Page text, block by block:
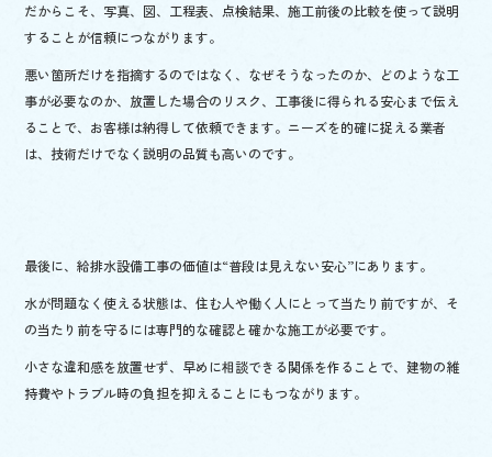
だからこそ、写真、図、工程表、点検結果、施工前後の比較を使って説明
することが信頼につながります。
悪い箇所だけを指摘するのではなく、なぜそうなったのか、どのような工
事が必要なのか、放置した場合のリスク、工事後に得られる安心まで伝え
ることで、お客様は納得して依頼できます。ニーズを的確に捉える業者
は、技術だけでなく説明の品質も高いのです。
最後に、給排水設備工事の価値は“普段は見えない安心”にあります。
水が問題なく使える状態は、住む人や働く人にとって当たり前ですが、そ
の当たり前を守るには専門的な確認と確かな施工が必要です。
小さな違和感を放置せず、早めに相談できる関係を作ることで、建物の維
持費やトラブル時の負担を抑えることにもつながります。